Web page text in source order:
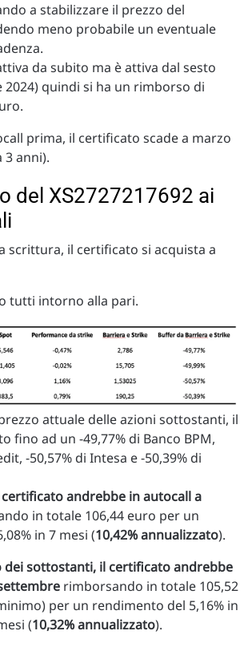
a stabilizzare il prezzo del
meno probabile un eventuale
da subito ma è attiva dal sesto
2024) quindi si ha un rimborso di
prima, il certificato scade a marzo
3 anni).
del XS2727217692 ai
scrittura, il certificato si acquista a
tutti intorno alla pari.
attuale delle azioni sottostanti, il
fino ad un -49,77% di Banco BPM,
-50,57% di Intesa e -50,39% di
andrebbe in autocall a
in totale 106,44 euro per un
in 7 mesi (10,42% annualizzato).
dei sottostanti, il certificato andrebbe
rimborsando in totale 105,52
per un rendimento del 5,16% in
(10,32% annualizzato).